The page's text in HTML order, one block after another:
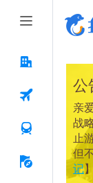
公
亲
战
止
但
记